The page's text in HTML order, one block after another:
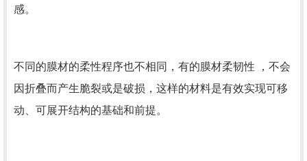
感。
不同的膜材的柔性程序也不相同，有的膜材柔韧性 ，不会
因折叠而产生脆裂或是破损，这样的材料是有效实现可移
动、可展开结构的基础和前提。